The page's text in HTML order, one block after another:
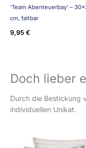
‘Team Abenteuerbay’ –
cm, faltbar
9,95 €
Doch lieber
Durch die Bestickung
individuellen Unikat.